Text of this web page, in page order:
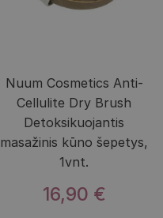
Nuum Cosmetics Anti-
Cellulite Dry Brush
Detoksikuojantis
masažinis kūno šepetys,
1vnt.
16,90 €